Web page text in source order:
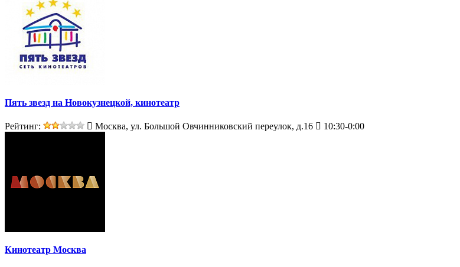
Пять звезд на Новокузнецкой, кинотеатр
Рейтинг: Москва, ул. Большой Овчинниковский переулок, д.16 10:30-0:00
Кинотеатр Москва